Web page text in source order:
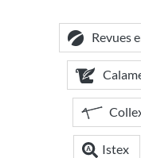
Revues
Istex